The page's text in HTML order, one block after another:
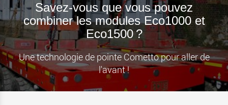
Savez-vous que vous pouvez
combiner les modules Eco1000 et
Eco1500 ?
Une technologie de pointe Cometto pour aller de
l'avant !